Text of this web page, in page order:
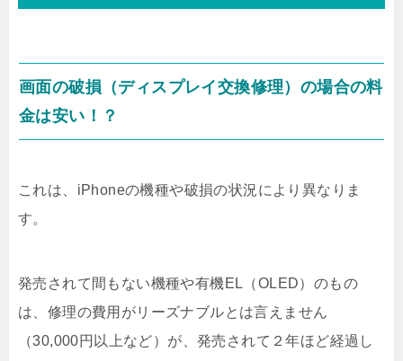
画面の破損（ディスプレイ交換修理）の場合の料
金は安い！？
これは、iPhoneの機種や破損の状況により異なりま
す。
発売されて間もない機種や有機EL（OLED）のもの
は、修理の費用がリーズナブルとは言えません
（30,000円以上など）が、発売されて２年ほど経過し